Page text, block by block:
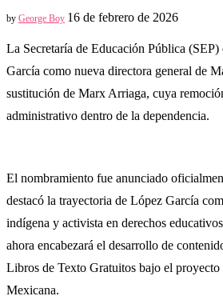
by George Boy 16 de febrero de 2026
La Secretaría de Educación Pública
García como nueva directora general de
sustitución de Marx Arriaga, cuya
administrativo dentro de la dependencia.
El nombramiento fue anunciado
destacó la trayectoria de López García
indígena y activista en derechos
ahora encabezará el desarrollo de
Libros de Texto Gratuitos bajo el proyecto
Mexicana.